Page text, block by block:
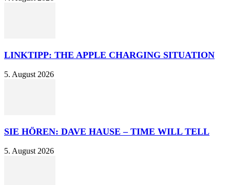
LINKTIPP: THE APPLE CHARGING SITUATION
5. August 2026
SIE HÖREN: DAVE HAUSE – TIME WILL TELL
5. August 2026